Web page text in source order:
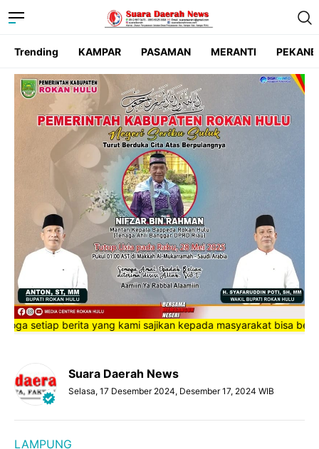
Trending KAMPAR PASAMAN MERANTI
setiap berita yang kami sajikan kepada masyarakat bisa
Suara Daerah News
Selasa, 17 Desember 2024, Desember 17, 2024 WIB
LAMPUNG